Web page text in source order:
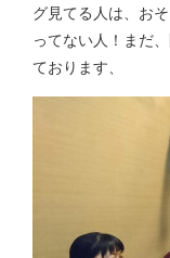
グ見てる人は、お
ってない人！まだ
ております、